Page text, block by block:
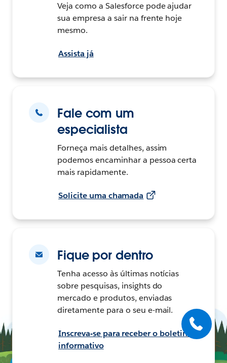
Veja como a Salesforce pode ajudar
sua empresa a sair na frente hoje
mesmo.
Assista já
Fale com um
especialista
Forneça mais detalhes, assim
podemos encaminhar a pessoa certa
mais rapidamente.
Solicite uma chamada
Fique por dentro
Tenha acesso às últimas notícias
sobre pesquisas, insights do
mercado e produtos, enviadas
diretamente para o seu e-mail.
Inscreva-se para receber o boletim
informativo